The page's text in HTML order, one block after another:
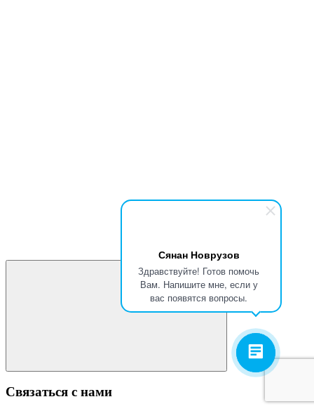
Сянан Новрузов
Здравствуйте! Готов помочь
Вам. Напишите мне, если у
вас появятся вопросы.
Связаться с нами